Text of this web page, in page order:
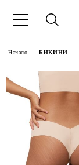
Начало БИКИНИ